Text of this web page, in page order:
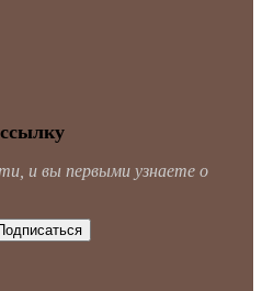
и вы первыми узнаете о